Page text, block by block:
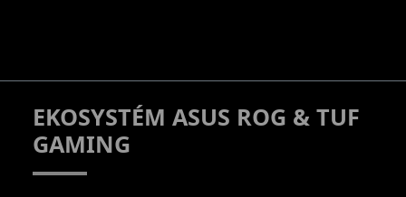
EKOSYSTÉM ASUS ROG & TUF
GAMING